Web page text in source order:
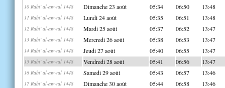
10 Rabi' al-awwal 1448 Dimanche 23 août 05:34 06:50 13:48
11 Rabi' al-awwal 1448 Lundi 24 août 05:35 06:51 13:48
12 Rabi' al-awwal 1448 Mardi 25 août 05:37 06:52 13:47
13 Rabi' al-awwal 1448 Mercredi 26 août 05:38 06:53 13:47
14 Rabi' al-awwal 1448 Jeudi 27 août 05:40 06:55 13:47
15 Rabi' al-awwal 1448 Vendredi 28 août 05:41 06:56 13:47
16 Rabi' al-awwal 1448 Samedi 29 août 05:43 06:57 13:46
17 Rabi' al-awwal 1448 Dimanche 30 août 05:44 06:58 13:46